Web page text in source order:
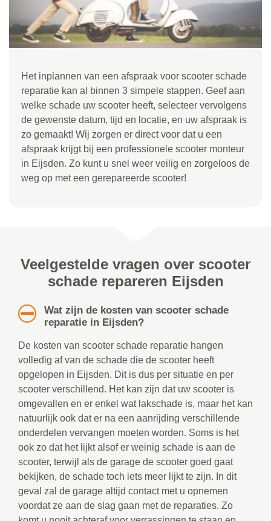
Het inplannen van een afspraak voor scooter schade
reparatie kan al binnen 3 simpele stappen. Geef aan
welke schade uw scooter heeft, selecteer vervolgens
de gewenste datum, tijd en locatie, en uw afspraak is
zo gemaakt! Wij zorgen er direct voor dat u een
afspraak krijgt bij een professionele scooter monteur
in Eijsden. Zo kunt u snel weer veilig en zorgeloos de
weg op met een gerepareerde scooter!
Veelgestelde vragen over scooter
schade repareren Eijsden
Wat zijn de kosten van scooter schade
reparatie in Eijsden?
De kosten van scooter schade reparatie hangen
volledig af van de schade die de scooter heeft
opgelopen in Eijsden. Dit is dus per situatie en per
scooter verschillend. Het kan zijn dat uw scooter is
omgevallen en er enkel wat lakschade is, maar het kan
natuurlijk ook dat er na een aanrijding verschillende
onderdelen vervangen moeten worden. Soms is het
ook zo dat het lijkt alsof er weinig schade is aan de
scooter, terwijl als de garage de scooter goed gaat
bekijken, de schade toch iets meer lijkt te zijn. In dit
geval zal de garage altijd contact met u opnemen
voordat ze aan de slag gaan met de reparaties. Zo